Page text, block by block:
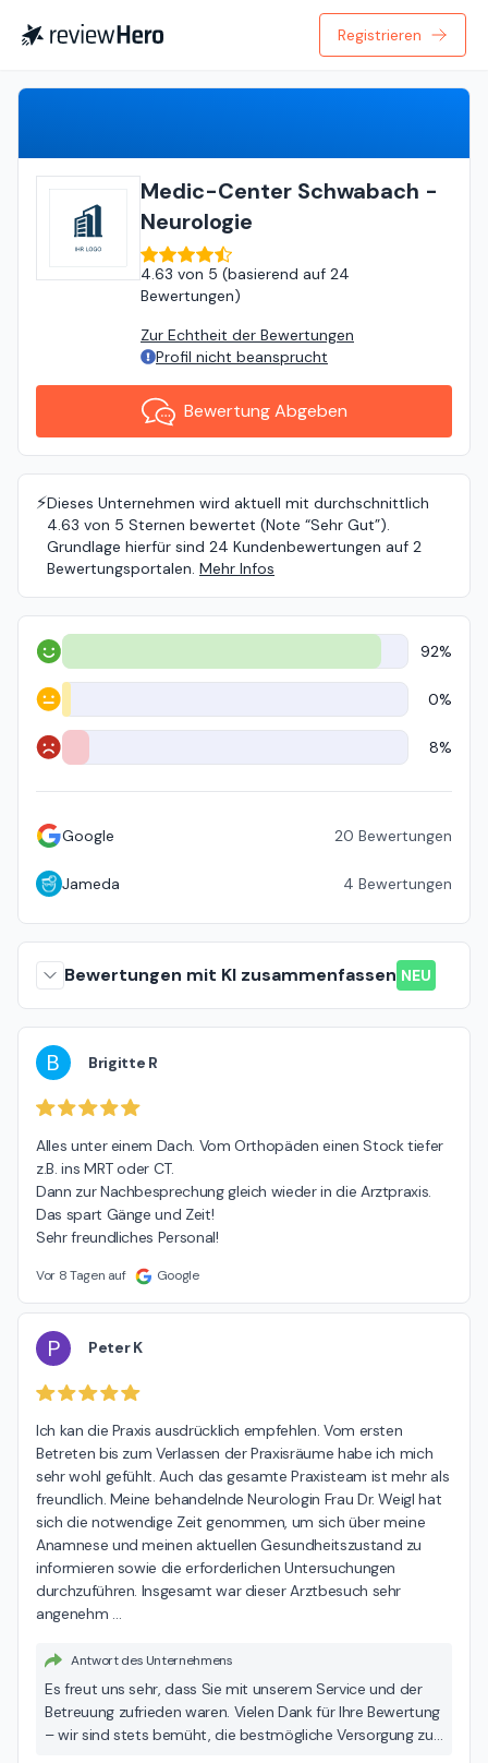
Registrieren
Medic-Center Schwabach -
Neurologie
4.63 von 5 (basierend auf 24
Bewertungen)
Zur Echtheit der Bewertungen
Profil nicht beansprucht
Bewertung Abgeben
⚡️Dieses Unternehmen wird aktuell mit durchschnittlich
4.63 von 5 Sternen bewertet (Note “Sehr Gut”).
Grundlage hierfür sind 24 Kundenbewertungen auf 2
Bewertungsportalen. Mehr Infos
Positiv 92%
Neutral 0%
Negativ 8%
Google 20 Bewertungen
Jameda 4 Bewertungen
Bewertungen mit KI zusammenfassen NEU
B Brigitte R
Alles unter einem Dach. Vom Orthopäden einen Stock tiefer
z.B. ins MRT oder CT.
Dann zur Nachbesprechung gleich wieder in die Arztpraxis.
Das spart Gänge und Zeit!
Sehr freundliches Personal!
Vor 8 Tagen auf Google
P Peter K
Ich kan die Praxis ausdrücklich empfehlen. Vom ersten
Betreten bis zum Verlassen der Praxisräume habe ich mich
sehr wohl gefühlt. Auch das gesamte Praxisteam ist mehr als
freundlich. Meine behandelnde Neurologin Frau Dr. Weigl hat
sich die notwendige Zeit genommen, um sich über meine
Anamnese und meinen aktuellen Gesundheitszustand zu
informieren sowie die erforderlichen Untersuchungen
durchzuführen. Insgesamt war dieser Arztbesuch sehr
angenehm …
Antwort des Unternehmens
Es freut uns sehr, dass Sie mit unserem Service und der
Betreuung zufrieden waren. Vielen Dank für Ihre Bewertung
– wir sind stets bemüht, die bestmögliche Versorgung zu